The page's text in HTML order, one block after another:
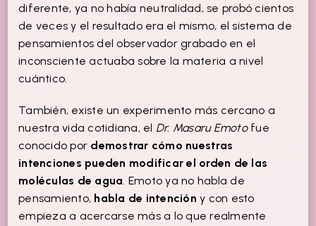
diferente, ya no había neutralidad, se probó cientos
de veces y el resultado era el mismo, el sistema de
pensamientos del observador grabado en el
inconsciente actuaba sobre la materia a nivel
cuántico.
También, existe un experimento más cercano a
nuestra vida cotidiana, el Dr. Masaru Emotofue
conocido por demostrar cómo nuestras
intenciones pueden modificar el orden de las
moléculas de agua. Emoto ya no habla de
pensamiento, habla de intencióny con esto
empieza a acercarse más a lo que realmente